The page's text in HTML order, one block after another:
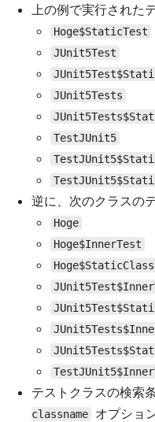
上の例で実行された
Hoge$StaticTest
JUnit5Test
JUnit5Tests
TestJUnit5
逆に、次のクラスの
Hoge
Hoge$InnerTest
Hoge$StaticClass
テストクラスの検索
classname
オプショ